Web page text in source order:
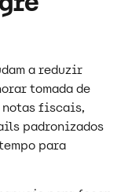
a reduzir
tomada de
notas fiscais,
padronizados
para